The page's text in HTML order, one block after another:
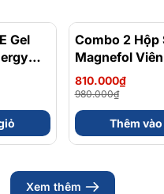
- 30%
Gel
Giải
Combo 2 Hộp
Magnefol
Magnesium
Bisglycinate +
nhóm B (Hộp
810.000₫
980.000₫
Thêm
Xem thêm